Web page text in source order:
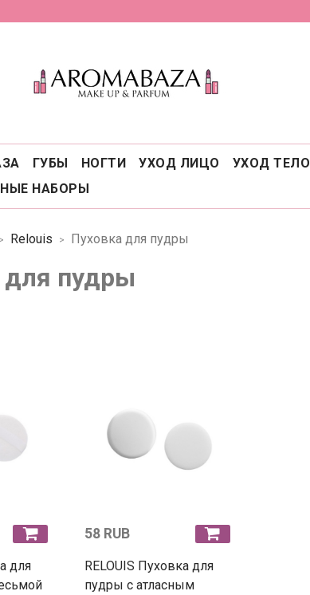
ГУБЫ НОГТИ УХОД ЛИЦО УХОД ТЕЛО
НАБОРЫ
Relouis Пуховка для пудры
для пудры
для
58 RUB
RELOUIS Пуховка для
пудры с атласным